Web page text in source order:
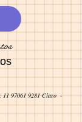
97061 9281 Claro -